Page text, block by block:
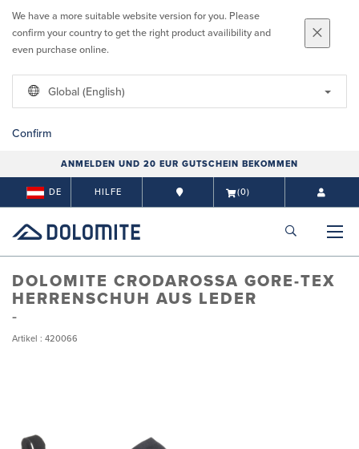
We have a more suitable website version for you. Please
confirm your country to get the right product availibility and
even purchase online.
Global (English)
Confirm
ANMELDEN UND 20 EUR GUTSCHEIN BEKOMMEN
DE HILFE (0)
DOLOMITE CRODAROSSA GORE-TEX
HERRENSCHUH AUS LEDER
Artikel : 420066